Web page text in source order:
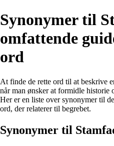
Synonymer til
omfattende
ord
At finde de rette ord til at beskrive
når man ønsker at formidle historie
Her er en liste over synonymer til
ord, der relaterer til begrebet.
Synonymer til